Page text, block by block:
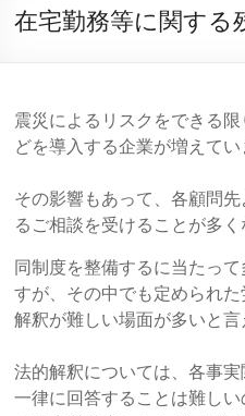
在宅勤務等に関する
震災によるリスクをできる
どを導入する企業が増えてい
その影響もあって、各顧問
るご相談を受けることが多く
同制度を整備するに当たっ
すが、その中でも定められ
解釈が難しい場面が多いと言
法的解釈については、各事
一律に回答することは難し